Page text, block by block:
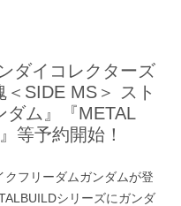
ダイコレクターズ
SIDE MS＞ スト
ダム』『METAL
等予約開始！
クフリーダムガンダムが登
シリーズにガンダ